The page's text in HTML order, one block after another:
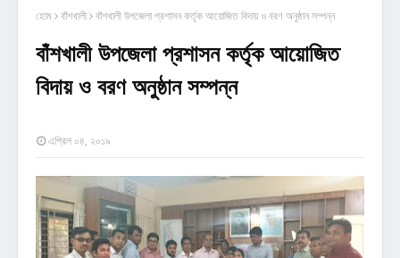
হোম বাঁশখালী বাঁশখালী উপজেলা প্রশাসন কর্তৃক আয়োজিত বিদায় ও বরণ অনুষ্ঠান সম্পন্ন
বাঁশখালী উপজেলা প্রশাসন কর্তৃক আয়োজিত
বিদায় ও বরণ অনুষ্ঠান সম্পন্ন
এপ্রিল ০৪, ২০১৯